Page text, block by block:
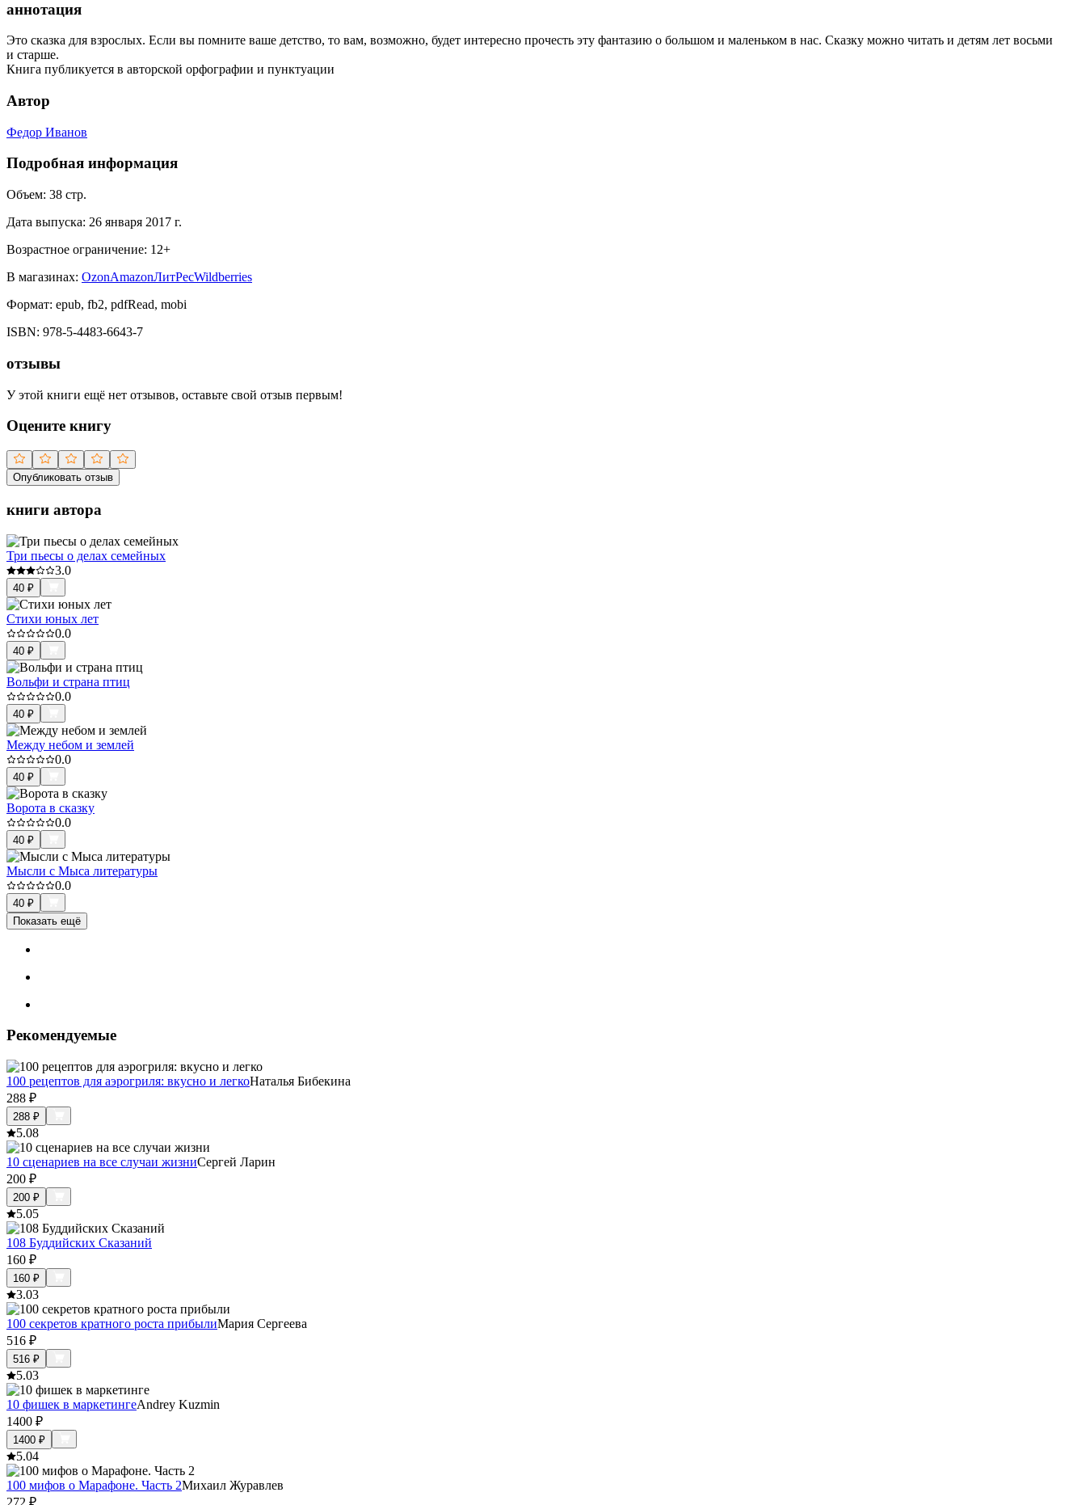
аннотация
Это сказка для взрослых. Если вы помните ваше детство, то вам, возможно, будет интересно прочесть эту фантазию о большом и маленьком в нас. Сказку можно читать и детям лет восьми
и старше.
Книга публикуется в авторской орфографии и пунктуации
Автор
Федор Иванов
Подробная информация
Объем: 38 стр.
Дата выпуска: 26 января 2017 г.
Возрастное ограничение: 12+
В магазинах: OzonAmazonЛитРесWildberries
Формат: epub, fb2, pdfRead, mobi
ISBN: 978-5-4483-6643-7
отзывы
У этой книги ещё нет отзывов, оставьте свой отзыв первым!
Оцените книгу
Опубликовать отзыв
книги автора
Три пьесы о делах семейных
3.0
40 ₽
Стихи юных лет
0.0
40 ₽
Вольфи и страна птиц
0.0
40 ₽
Между небом и землей
0.0
40 ₽
Ворота в сказку
0.0
40 ₽
Мысли с Мыса литературы
0.0
40 ₽
Показать ещё
Рекомендуемые
100 рецептов для аэрогриля: вкусно и легкоНаталья Бибекина
288 ₽
288 ₽
5.08
10 сценариев на все случаи жизниСергей Ларин
200 ₽
200 ₽
5.05
108 Буддийских Сказаний
160 ₽
160 ₽
3.03
100 секретов кратного роста прибылиМария Сергеева
516 ₽
516 ₽
5.03
10 фишек в маркетингеAndrey Kuzmin
1400 ₽
1400 ₽
5.04
100 мифов о Марафоне. Часть 2Михаил Журавлев
272 ₽